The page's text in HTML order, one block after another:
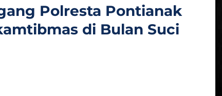
Polresta Pontianak
di Bulan Suci